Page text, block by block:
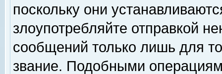
поскольку они
злоупотребляйте отправкой
сообщений только лишь для
звание. Подобными